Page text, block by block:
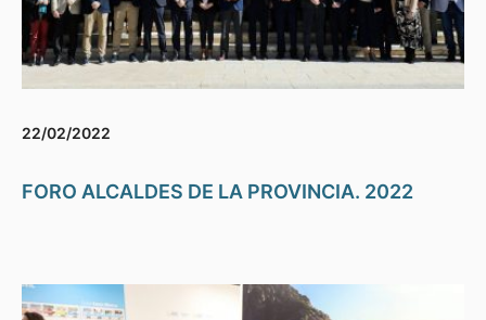
22/02/2022
FORO ALCALDES DE LA PROVINCIA. 2022